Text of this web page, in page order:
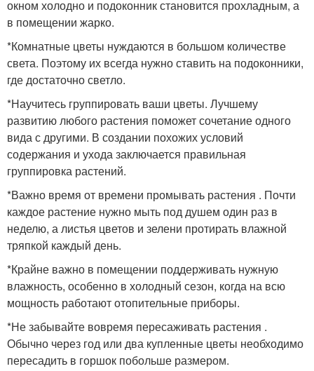
окном холодно и подоконник становится прохладным, а
в помещении жарко.
*Комнатные цветы нуждаются в большом количестве
света. Поэтому их всегда нужно ставить на подоконники,
где достаточно светло.
*Научитесь группировать ваши цветы. Лучшему
развитию любого растения поможет сочетание одного
вида с другими. В создании похожих условий
содержания и ухода заключается правильная
группировка растений.
*Важно время от времени промывать растения . Почти
каждое растение нужно мыть под душем один раз в
неделю, а листья цветов и зелени протирать влажной
тряпкой каждый день.
*Крайне важно в помещении поддерживать нужную
влажность, особенно в холодный сезон, когда на всю
мощность работают отопительные приборы.
*Не забывайте вовремя пересаживать растения .
Обычно через год или два купленные цветы необходимо
пересадить в горшок побольше размером.